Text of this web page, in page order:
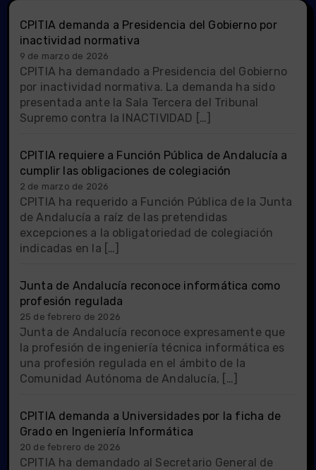
CPITIA demanda a Presidencia del Gobierno por
inactividad normativa
9 de marzo de 2026
CPITIA ha demandado a Presidencia del Gobierno
por inactividad normativa. La demanda ha sido
presentada ante la Sala Tercera del Tribunal
Supremo contra la INACTIVIDAD […]
CPITIA requiere a Función Pública de Andalucía a
cumplir las obligaciones de colegiación
2 de marzo de 2026
CPITIA ha requerido a Función Pública de la Junta
de Andalucía a raíz de las pretendidas
excepciones a la obligatoriedad de colegiación
indicadas en la […]
Junta de Andalucía reconoce informática como
profesión regulada
25 de febrero de 2026
Junta de Andalucía reconoce expresamente que
la profesión de ingeniería técnica informática es
una profesión regulada en el ámbito de la
Comunidad Autónoma de Andalucía, […]
CPITIA demanda a Universidades por la ficha de
Grado en Ingeniería Informática
20 de febrero de 2026
CPITIA ha demandado al Secretario General de